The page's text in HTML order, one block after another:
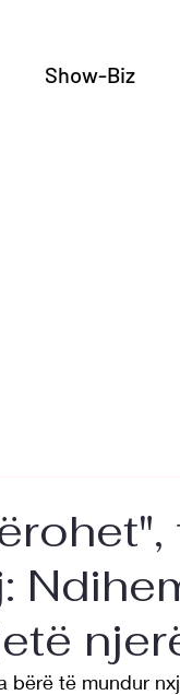
Show-Biz
bërë të mundur